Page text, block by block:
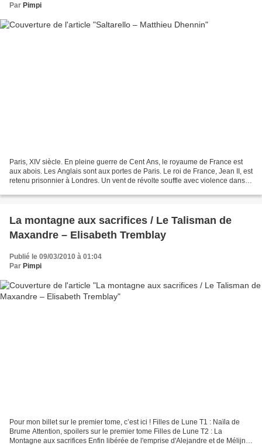
Par Pimpi
Paris, XIV siècle. En pleine guerre de Cent Ans, le royaume de France est
aux abois. Les Anglais sont aux portes de Paris. Le roi de France, Jean II, est
retenu prisonnier à Londres. Un vent de révolte souffle avec violence dans
La montagne aux sacrifices / Le Talisman de
Maxandre – Elisabeth Tremblay
Publié le 09/03/2010 à 01:04
Par Pimpi
Pour mon billet sur le premier tome, c’est ici ! Filles de Lune T1 : Naïla de
Brume Attention, spoilers sur le premier tome Filles de Lune T2 : La
Montagne aux sacrifices Enfin libérée de l'emprise d'Alejandre et de Mélijna,